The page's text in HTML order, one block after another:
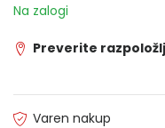
Na zalogi
Preverite
Varen nakup